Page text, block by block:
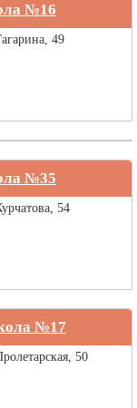
№16
49
№35
54
№17
50